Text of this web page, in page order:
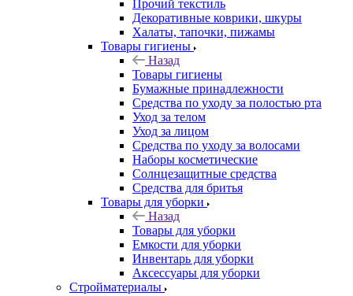
Прочий текстиль
Декоративные коврики, шкуры
Халаты, тапочки, пижамы
Товары гигиены
Назад
Товары гигиены
Бумажные принадлежности
Средства по уходу за полостью рта
Уход за телом
Уход за лицом
Средства по уходу за волосами
Наборы косметические
Солнцезащитные средства
Средства для бритья
Товары для уборки
Назад
Товары для уборки
Емкости для уборки
Инвентарь для уборки
Аксессуары для уборки
Стройматериалы